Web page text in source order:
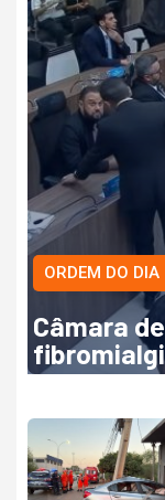
ORDEM DO DIA
Câmara